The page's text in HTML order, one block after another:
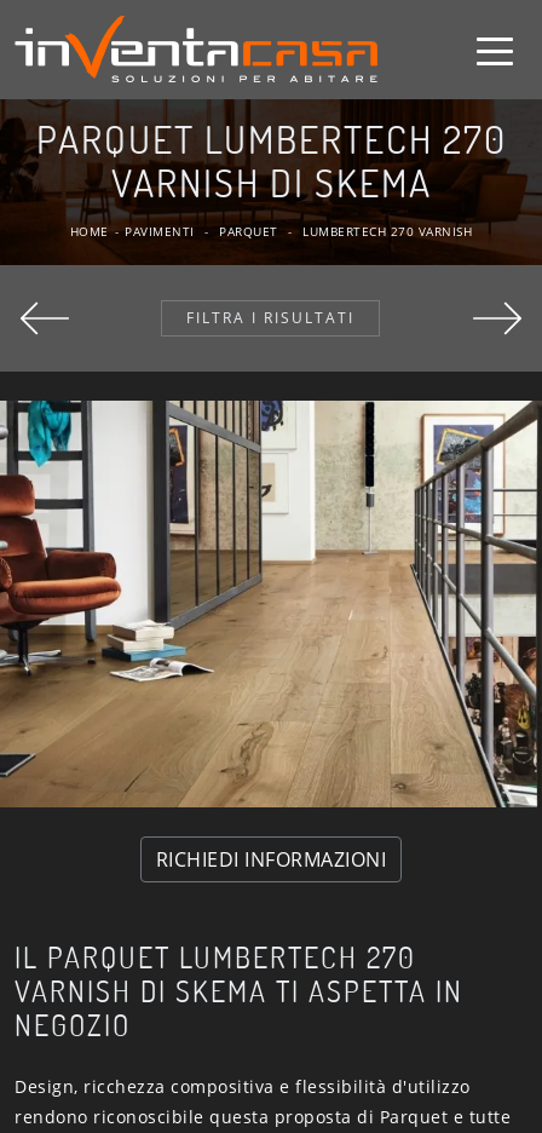
PARQUET LUMBERTECH 270
VARNISH DI SKEMA
HOME - PAVIMENTI - PARQUET - LUMBERTECH 270 VARNISH
FILTRA I RISULTATI
RICHIEDI INFORMAZIONI
IL PARQUET LUMBERTECH 270
VARNISH DI SKEMA TI ASPETTA IN
NEGOZIO
Design, ricchezza compositiva e flessibilità d'utilizzo
rendono riconoscibile questa proposta di Parquet e tutte